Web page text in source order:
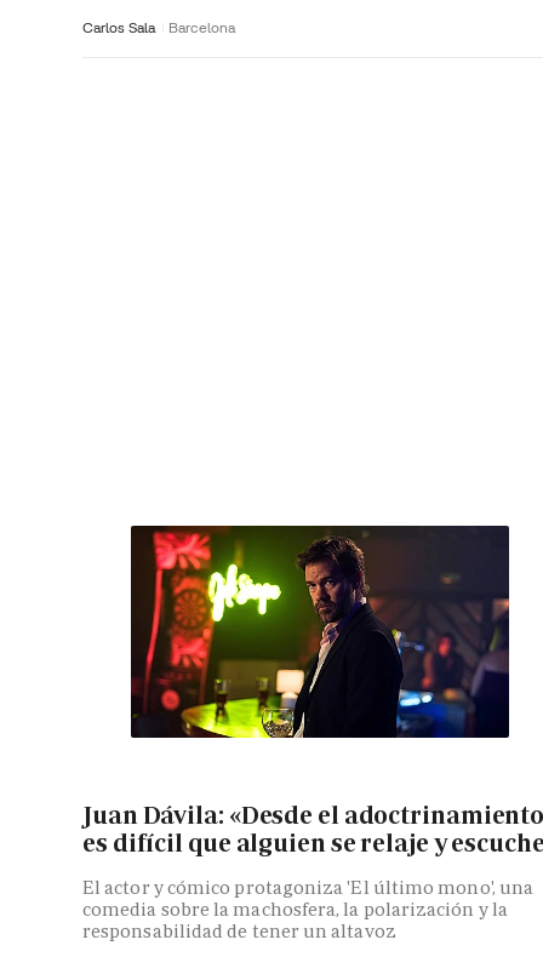
Carlos Sala Barcelona
Juan Dávila: «Desde el
es difícil que alguien se relaje y
El actor y cómico protagoniza 'El último mono', una
comedia sobre la machosfera, la polarización y la
responsabilidad de tener un altavoz